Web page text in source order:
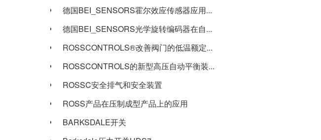
德国BEI_SENSORS霍尔效应传感器应用...
德国BEI_SENSORS光学旋转编码器在自...
ROSSCONTROLS®改善阀门的低温额定...
ROSSCONTROLS的新型高压自动平衡装...
ROSSC安全排气和安全装置
ROSS产品在压制成型产品上的应用
BARKSDALE开关